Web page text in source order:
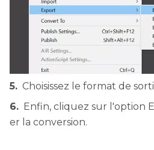
5. Choisissez le format de
6. Enfin, cliquez sur l'option
er la conversion.